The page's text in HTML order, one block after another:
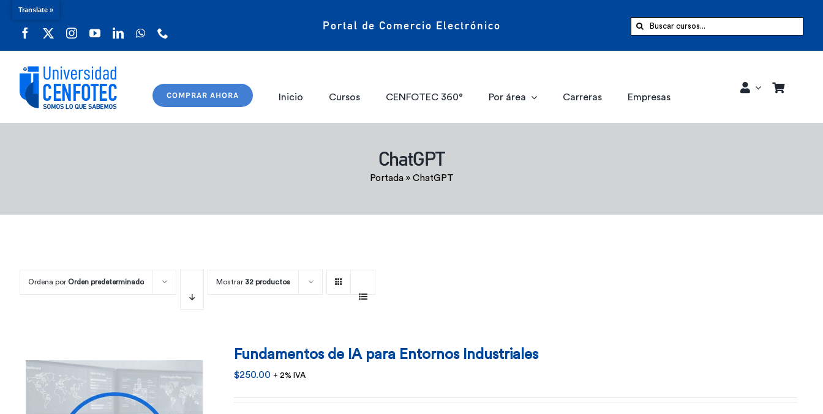
Portal de Comercio Electrónico Buscar:
COMPRAR AHORA Inicio Cursos CENFOTEC 360° Por área Carreras Empresas
ChatGPT
Portada» ChatGPT
Ordena por Orden predeterminado Mostrar 32 productos
Fundamentos de IA para Entornos Industriales
$250.00 + 2% IVA
Translate »